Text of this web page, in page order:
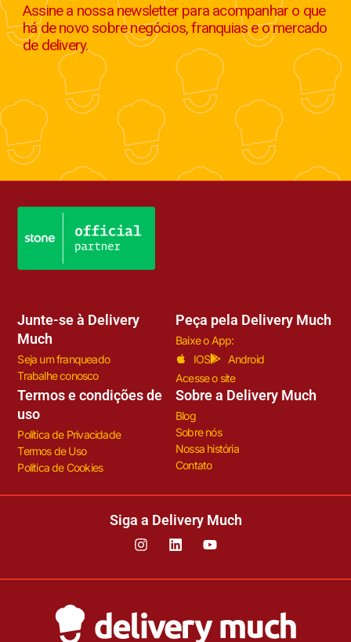
Assine a nossa newsletter para acompanhar o que
há de novo sobre negócios, franquias e o mercado
de delivery.
Junte-se à Delivery
Much
Seja um franqueado
Trabalhe conosco
Peça pela Delivery Much
Baixe o App:
IOS
Android
Acesse o site
Termos e condições de
uso
Política de Privacidade
Termos de Uso
Política de Cookies
Sobre a Delivery Much
Blog
Sobre nós
Nossa história
Contato
Siga a Delivery Much